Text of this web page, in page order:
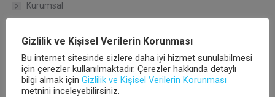
Kurumsal
Kalite Politikamız
Hakkımızda
Gizlilik ve Kişisel Verilerin Korunması
Bu internet sitesinde sizlere daha iyi hizmet sunulabilmesi
için çerezler kullanılmaktadır. Çerezler hakkında detaylı
bilgi almak için Gizlilik ve Kişisel Verilerin Korunması
metnini inceleyebilirsiniz.